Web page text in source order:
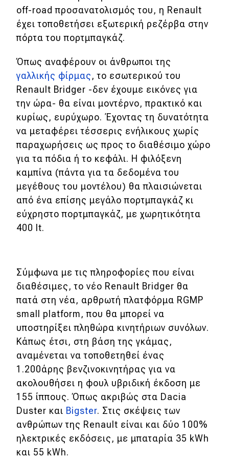
MOTO
Οδηγός αγοράς
Συμβουλές
Χρηστικά
Συμβουλές
ΚΤΕΟ
Οδική βοήθεια
eDRIVE
off-road προσανατολισμός του, η Renault
έχει τοποθετήσει εξωτερική ρεζέρβα στην
πόρτα του πορτμπαγκάζ.
Όπως αναφέρουν οι άνθρωποι της
γαλλικής φίρμας, το εσωτερικού του
Renault Bridger -δεν έχουμε εικόνες για
την ώρα- θα είναι μοντέρνο, πρακτικό και
κυρίως, ευρύχωρο. Έχοντας τη δυνατότητα
να μεταφέρει τέσσερις ενήλικους χωρίς
παραχωρήσεις ως προς το διαθέσιμο χώρο
για τα πόδια ή το κεφάλι. Η φιλόξενη
καμπίνα (πάντα για τα δεδομένα του
μεγέθους του μοντέλου) θα πλαισιώνεται
από ένα επίσης μεγάλο πορτμπαγκάζ κι
εύχρηστο πορτμπαγκάζ, με χωρητικότητα
400 lt.
Σύμφωνα με τις πληροφορίες που είναι
διαθέσιμες, το νέο Renault Bridger θα
πατά στη νέα, αρθρωτή πλατφόρμα RGMP
small platform, που θα μπορεί να
υποστηρίξει πληθώρα κινητήριων συνόλων.
Κάπως έτσι, στη βάση της γκάμας,
αναμένεται να τοποθετηθεί ένας
1.200άρης βενζινοκινητήρας για να
ακολουθήσει η φουλ υβριδική έκδοση με
155 ίππους. Όπως ακριβώς στα Dacia
Duster και Bigster. Στις σκέψεις των
ανθρώπων της Renault είναι και δύο 100%
ηλεκτρικές εκδόσεις, με μπαταρία 35 kWh
και 55 kWh.